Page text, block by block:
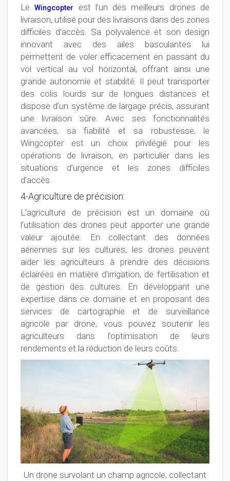
LeWingcopter
est l’un des meilleurs drones de
livraison, utilisé pour des livraisons dans des zones
difficiles d’accès. Sa polyvalence et son design
innovant avec des ailes basculantes lui
permettent de voler efficacement en passant du
vol vertical au vol horizontal, offrant ainsi une
grande autonomie et stabilité. Il peut transporter
des colis lourds sur de longues distances et
dispose d’un système de largage précis, assurant
une livraison sûre. Avec ses fonctionnalités
avancées, sa fiabilité et sa robustesse, le
Wingcopter est un choix privilégié pour les
opérations de livraison, en particulier dans les
situations d’urgence et les zones difficiles
d’accès.
4-Agriculture de précision:
L’agriculture de précision est un domaine où
l’utilisation des drones peut apporter une grande
valeur ajoutée. En collectant des données
aériennes sur les cultures, les drones peuvent
aider les agriculteurs à prendre des décisions
éclairées en matière d’irrigation, de fertilisation et
de gestion des cultures. En développant une
expertise dans ce domaine et en proposant des
services de cartographie et de surveillance
agricole par drone, vous pouvez soutenir les
agriculteurs dans l’optimisation de leurs
rendements et la réduction de leurs coûts.
Un drone survolant un champ agricole, collectant